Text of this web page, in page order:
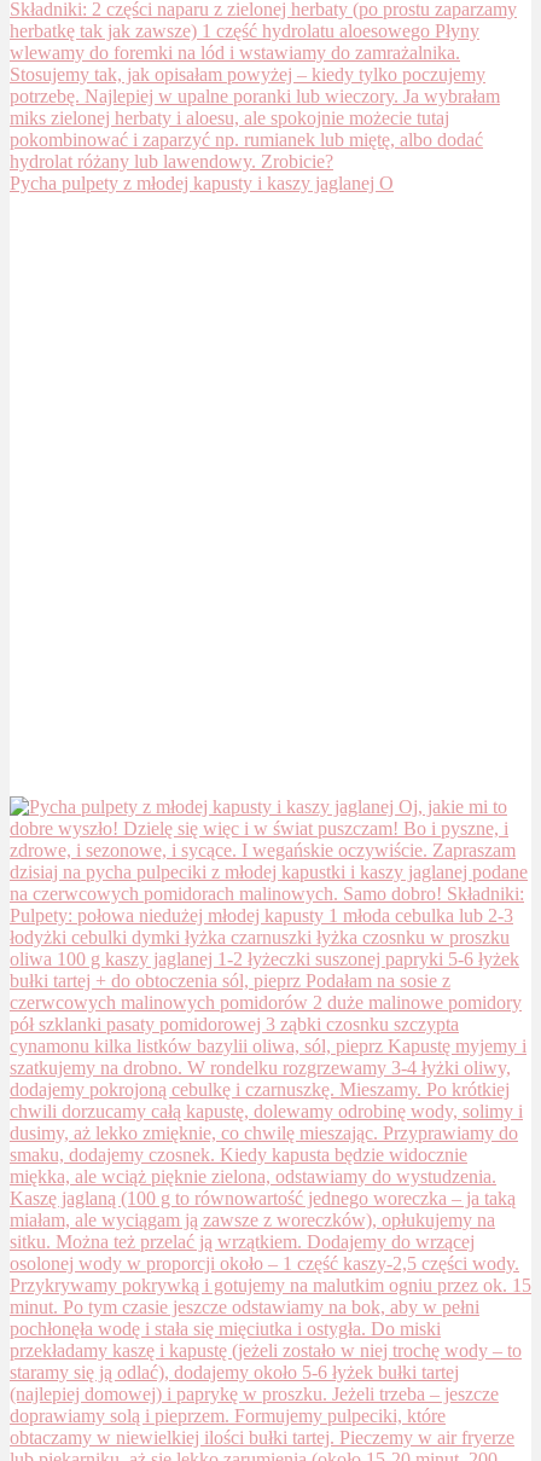
Pycha pulpety z młodej kapusty i kaszy jaglanej O